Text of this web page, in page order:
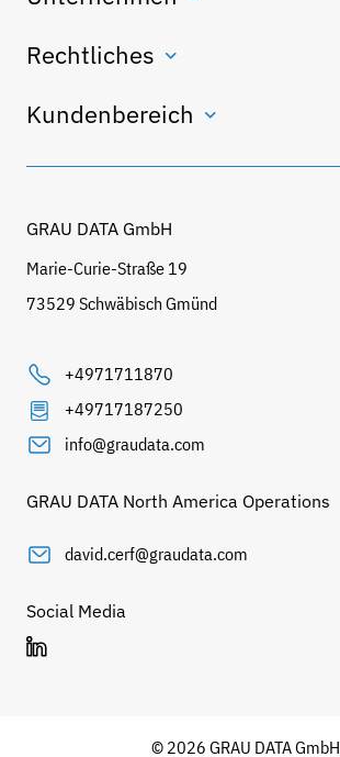
Rechtliches
Kundenbereich
GRAU DATA GmbH
Marie-Curie-Straße 19
73529 Schwäbisch Gmünd
+4971711870
+49717187250
info@graudata.com
GRAU DATA North America Operations
david.cerf@graudata.com
Social Media
© 2026 GRAU DATA GmbH